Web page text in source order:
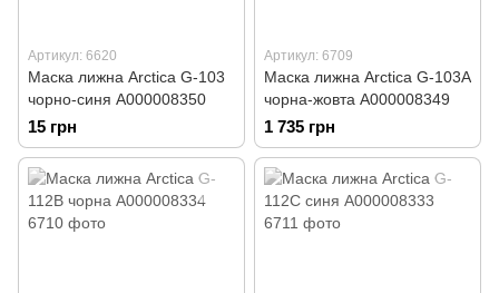
Артикул: 6620
Маска лижна Arctica G-103
чорно-синя А000008350
15 грн
Артикул: 6709
Маска лижна Arctica G-103A
чорна-жовта А000008349
1 735 грн